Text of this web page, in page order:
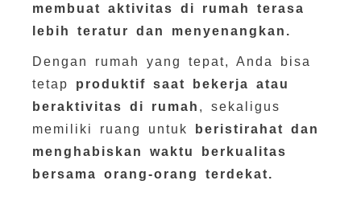
membuat aktivitas di rumah terasa
lebih teratur dan menyenangkan.
Dengan rumah yang tepat, Anda bisa
tetap
produktif saat bekerja atau
beraktivitas di rumah , sekaligus
memiliki ruang untuk
beristirahat dan
menghabiskan waktu berkualitas
bersama orang-orang terdekat.